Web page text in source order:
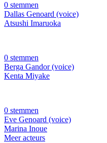
0 stemmen
Dallas Genoard (voice)
Atsushi Imaruoka
0 stemmen
Berga Gandor (voice)
Kenta Miyake
0 stemmen
Eve Genoard (voice)
Marina Inoue
Meer acteurs